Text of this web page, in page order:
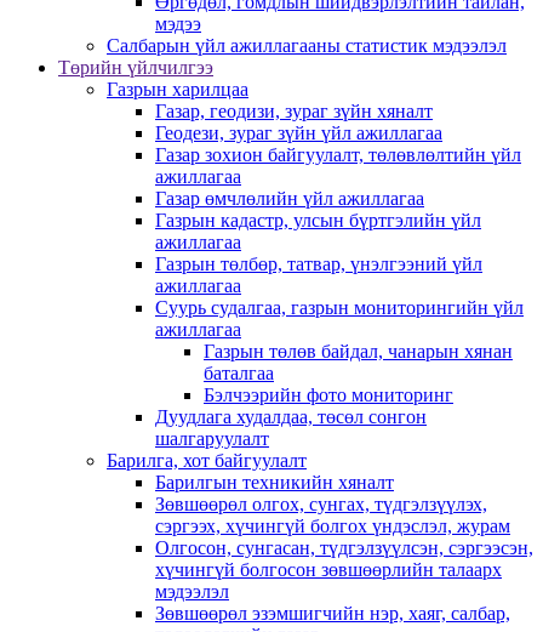
мэдээ
Салбарын үйл ажиллагааны статистик мэдээлэл
Төрийн үйлчилгээ
Газрын харилцаа
Газар, геодизи, зураг зүйн хяналт
Геодези, зураг зүйн үйл ажиллагаа
Газар зохион байгуулалт, төлөвлөлтийн үйл
ажиллагаа
Газар өмчлөлийн үйл ажиллагаа
Газрын кадастр, улсын бүртгэлийн үйл
ажиллагаа
Газрын төлбөр, татвар, үнэлгээний үйл
ажиллагаа
Суурь судалгаа, газрын мониторингийн үйл
ажиллагаа
Газрын төлөв байдал, чанарын хянан
баталгаа
Бэлчээрийн фото мониторинг
Дуудлага худалдаа, төсөл сонгон
шалгаруулалт
Барилга, хот байгуулалт
Барилгын техникийн хяналт
Зөвшөөрөл олгох, сунгах, түдгэлзүүлэх,
сэргээх, хүчингүй болгох үндэслэл, журам
Олгосон, сунгасан, түдгэлзүүлсэн, сэргээсэн,
хүчингүй болгосон зөвшөөрлийн талаарх
мэдээлэл
Зөвшөөрөл эзэмшигчийн нэр, хаяг, салбар,